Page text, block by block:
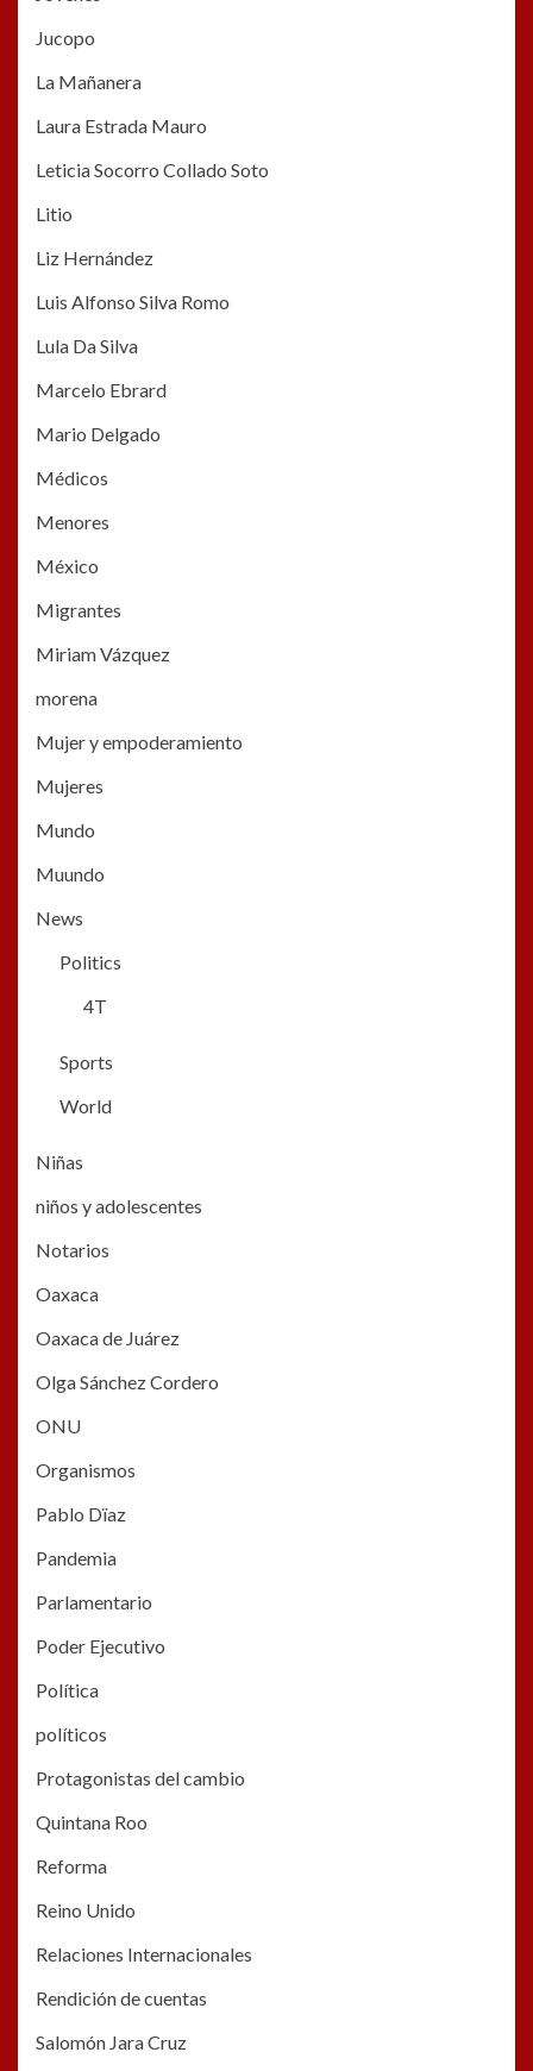
Jucopo
La Mañanera
Laura Estrada Mauro
Leticia Socorro Collado Soto
Litio
Liz Hernández
Luis Alfonso Silva Romo
Lula Da Silva
Marcelo Ebrard
Mario Delgado
Médicos
Menores
México
Migrantes
Miriam Vázquez
morena
Mujer y empoderamiento
Mujeres
Mundo
Muundo
News
Politics
4T
Sports
World
Niñas
niños y adolescentes
Notarios
Oaxaca
Oaxaca de Juárez
Olga Sánchez Cordero
ONU
Organismos
Pablo Dïaz
Pandemia
Parlamentario
Poder Ejecutivo
Política
políticos
Protagonistas del cambio
Quintana Roo
Reforma
Reino Unido
Relaciones Internacionales
Rendición de cuentas
Salomón Jara Cruz